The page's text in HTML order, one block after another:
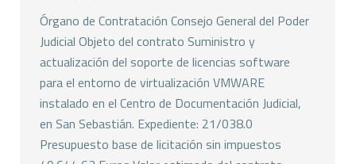
Órgano de Contratación Consejo General del Poder
Judicial Objeto del contrato Suministro y
actualización del soporte de licencias software
para el entorno de virtualización VMWARE
instalado en el Centro de Documentación Judicial,
en San Sebastián. Expediente: 21/038.0
Presupuesto base de licitación sin impuestos